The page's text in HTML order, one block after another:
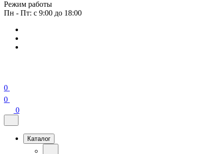
Режим работы
Пн - Пт: с 9:00 до 18:00
0
0
0
Каталог